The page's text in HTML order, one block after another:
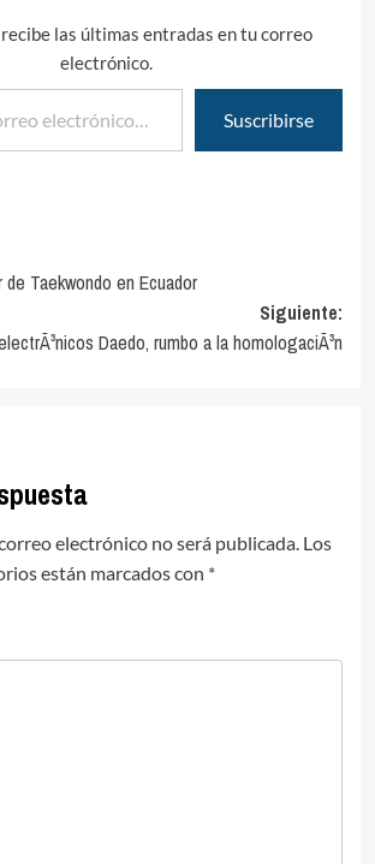
las últimas entradas en tu correo
electrónico.
Suscribirse
Taekwondo en Ecuador
Siguiente:
Daedo, rumbo a la homologaciÃ³n
electrónico no será publicada. Los
están marcados con *